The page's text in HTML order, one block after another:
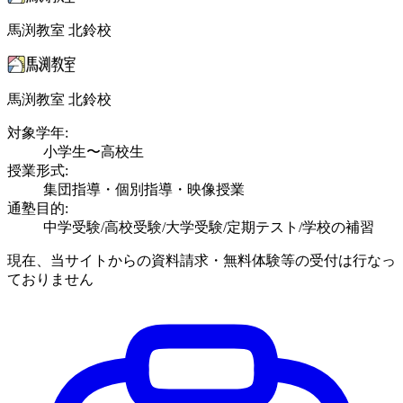
馬渕教室 北鈴校
馬渕教室 北鈴校
対象学年:
小学生〜高校生
授業形式:
集団指導・個別指導・映像授業
通塾目的:
中学受験/高校受験/大学受験/定期テスト/学校の補習
現在、当サイトからの資料請求・無料体験等の受付は行なっ
ておりません